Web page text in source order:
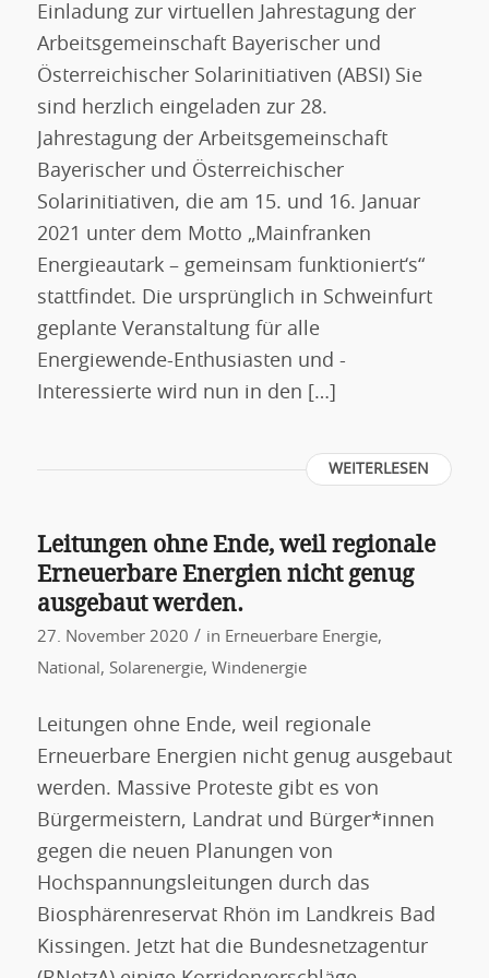
Einladung zur virtuellen Jahrestagung der
Arbeitsgemeinschaft Bayerischer und
Österreichischer Solarinitiativen (ABSI) Sie
sind herzlich eingeladen zur 28.
Jahrestagung der Arbeitsgemeinschaft
Bayerischer und Österreichischer
Solarinitiativen, die am 15. und 16. Januar
2021 unter dem Motto „Mainfranken
Energieautark – gemeinsam funktioniert‘s“
stattfindet. Die ursprünglich in Schweinfurt
geplante Veranstaltung für alle
Energiewende-Enthusiasten und -
Interessierte wird nun in den […]
WEITERLESEN
Leitungen ohne Ende, weil regionale
Erneuerbare Energien nicht genug
ausgebaut werden.
27. November 2020 / in Erneuerbare Energie,
National , Solarenergie, Windenergie
Leitungen ohne Ende, weil regionale
Erneuerbare Energien nicht genug ausgebaut
werden. Massive Proteste gibt es von
Bürgermeistern, Landrat und Bürger*innen
gegen die neuen Planungen von
Hochspannungsleitungen durch das
Biosphärenreservat Rhön im Landkreis Bad
Kissingen. Jetzt hat die Bundesnetzagentur